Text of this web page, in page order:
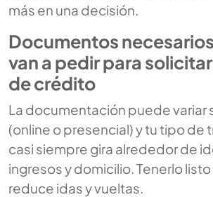
más en una decisión.
Documentos
van a pedir para
de crédito
La documentación puede variar
(online o presencial) y tu tipo de
casi siempre gira alrededor de
ingresos y domicilio. Tenerlo
reduce idas y vueltas.